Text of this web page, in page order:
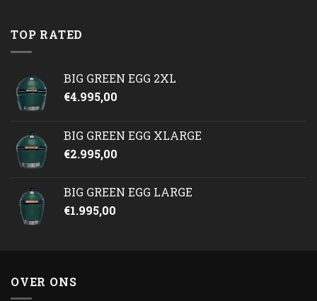
TOP RATED
BIG GREEN EGG 2XL
€4.995,00
BIG GREEN EGG XLARGE
€2.995,00
BIG GREEN EGG LARGE
€1.995,00
OVER ONS